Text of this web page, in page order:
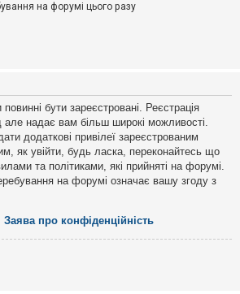
на форумі цього разу
бути зареєстровані. Реєстрація
але надає вам більш широкі можливості.
додаткові привілеї зареєстрованим
як увійти, будь ласка, переконайтесь що
та політиками, які прийняті на форумі.
на форумі означає вашу згоду з
Заява про конфіденційність